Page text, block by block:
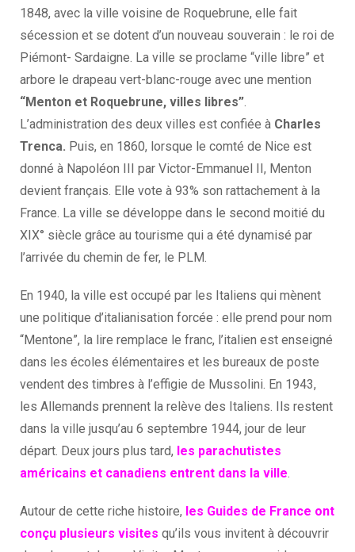
1848, avec la ville voisine de Roquebrune, elle fait
sécession et se dotent d’un nouveau souverain : le roi de
Piémont- Sardaigne. La ville se proclame “ville libre” et
arbore le drapeau vert-blanc-rouge avec une mention
“Menton et Roquebrune, villes libres”.
L’administration des deux villes est confiée à Charles
Trenca. Puis, en 1860, lorsque le comté de Nice est
donné à Napoléon III par Victor-Emmanuel II, Menton
devient français. Elle vote à 93% son rattachement à la
France. La ville se développe dans le second moitié du
XIX° siècle grâce au tourisme qui a été dynamisé par
l’arrivée du chemin de fer, le PLM.
En 1940, la ville est occupé par les Italiens qui mènent
une politique d’italianisation forcée : elle prend pour nom
“Mentone”, la lire remplace le franc, l’italien est enseigné
dans les écoles élémentaires et les bureaux de poste
vendent des timbres à l’effigie de Mussolini. En 1943,
les Allemands prennent la relève des Italiens. Ils restent
dans la ville jusqu’au 6 septembre 1944, jour de leur
départ. Deux jours plus tard, les parachutistes
américains et canadiens entrent dans la ville.
Autour de cette riche histoire, les Guides de France ont
conçu plusieurs visites qu’ils vous invitent à découvrir